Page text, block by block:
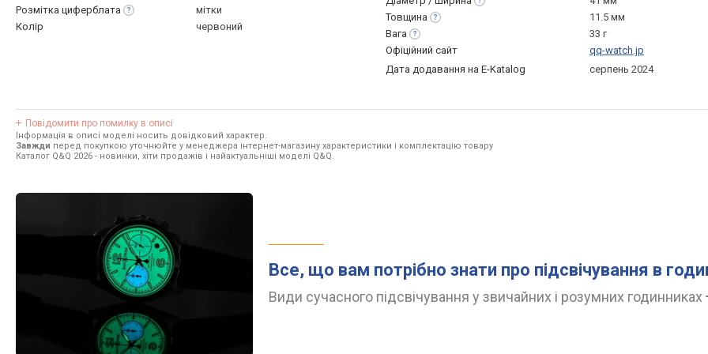
Розмітка циферблата
мітки
Колір
червоний
Товщина
11.5 мм
Вага
33 г
Офіційний сайт
qq-watch.jp
Дата додавання на E-Katalog
серпень 2024
Повідомити про помилку в описі
Інформація в описі моделі носить довідковий характер.
Завжди перед покупкою уточнюйте у менеджера інтернет-магазину характеристики і комплектацію товару
Каталог Q&Q 2026 - новинки, хіти продажів і найактуальніші моделі Q&Q.
Все, що вам потрібно знати про підсвічування в
Види сучасного підсвічування у звичайних і розумних годинниках